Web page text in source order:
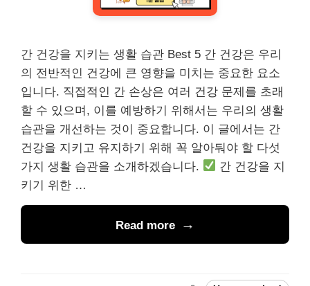
간 건강을 지키는 생활 습관 Best 5 간 건강은 우리
의 전반적인 건강에 큰 영향을 미치는 중요한 요소
입니다. 직접적인 간 손상은 여러 건강 문제를 초래
할 수 있으며, 이를 예방하기 위해서는 우리의 생활
습관을 개선하는 것이 중요합니다. 이 글에서는 간
건강을 지키고 유지하기 위해 꼭 알아둬야 할 다섯
가지 생활 습관을 소개하겠습니다.
간 건강을 지
키기 위한 …
Read more